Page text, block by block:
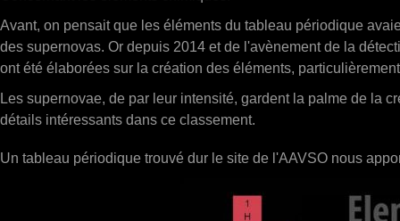
Avant, on pensait que les éléments du tableau périodique
des supernovas. Or depuis 2014 et de l'avènement de la
ont été élaborées sur la création des éléments,
Les supernovae, de par leur intensité, gardent la palme de la
détails intéressants dans ce classement.
Un tableau périodique trouvé dur le site de l'AAVSO nous